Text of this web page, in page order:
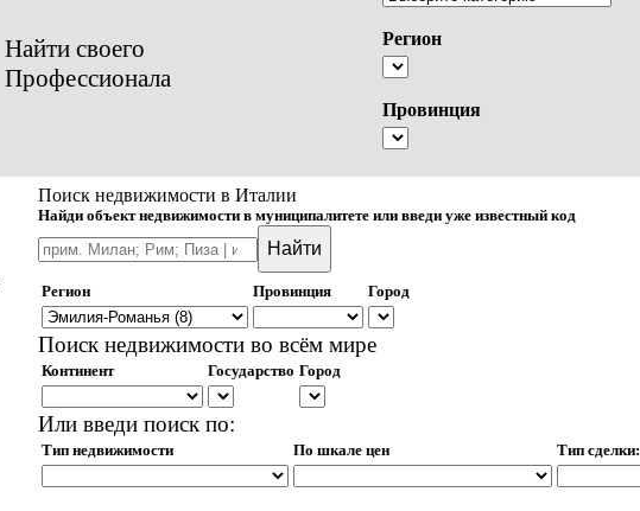
Найти своего
Профессионала
Регион
Провинция
Поиск недвижимости в Италии
Найди объект недвижимости в муниципалитете или введи уже известный код
Регион Провинция Город
Поиск недвижимости во всём мире
Континент Государство Город
Или введи поиск по:
Тип недвижимости По шкале цен Тип сделки: